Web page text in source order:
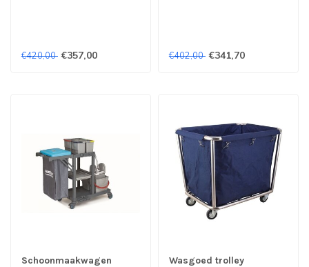
€420,00 €357,00 €402,00 €341,70
Schoonmaakwagen
Wasgoed trolley